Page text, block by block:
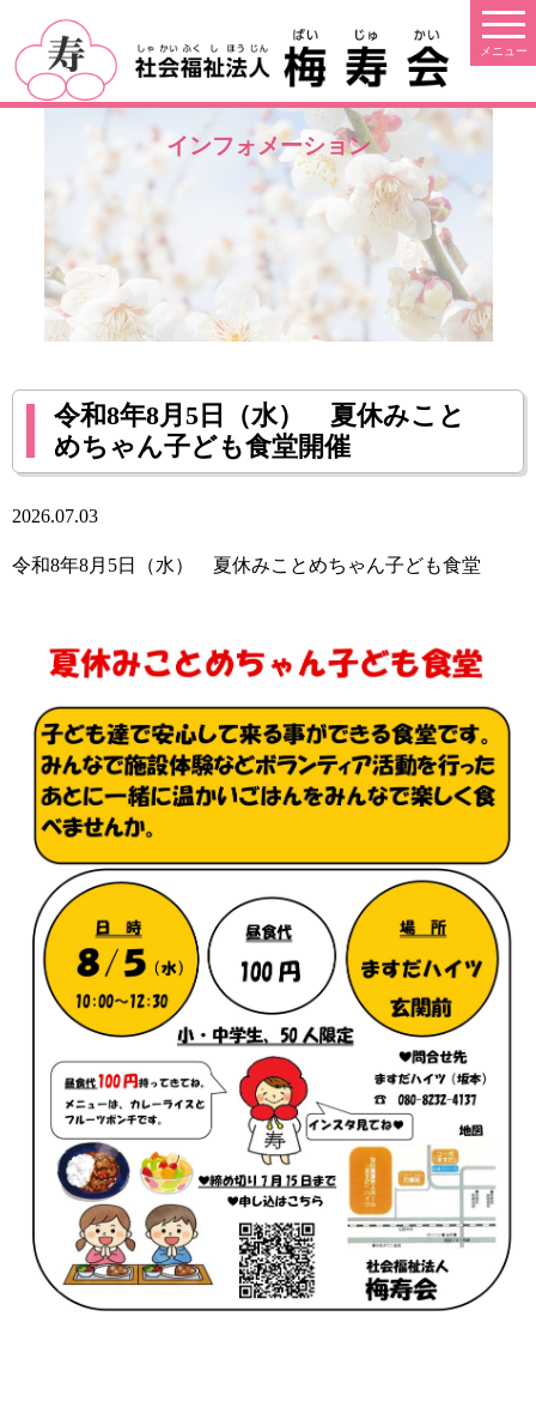
インフォメーション
令和8年8月5日（水） 夏休みこと
めちゃん子ども食堂開催
2026.07.03
令和8年8月5日（水） 夏休みことめちゃん子ども食堂